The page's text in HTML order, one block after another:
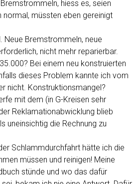
hiess es, seien
müssten eben gereinigt
Neue Bremstrommeln, neue
nicht mehr reparierbar.
Bei einem neu konstruierten
dieses Problem kannte ich vom
nicht. Konstruktionsmangel?
mit dem (in G-Kreisen sehr
Reklamationabwicklung blieb
uneinsichtig die Rechnung zu
Schlammdurchfahrt hätte ich die
müssen und reinigen! Meine
stünde und wo das dafür